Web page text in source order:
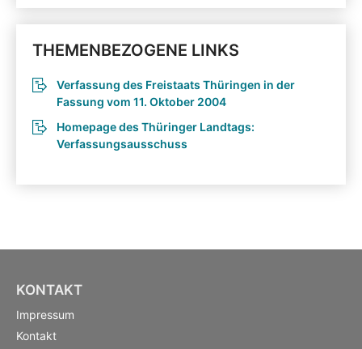
THEMENBEZOGENE LINKS
Verfassung des Freistaats Thüringen in der
Fassung vom 11. Oktober 2004
Homepage des Thüringer Landtags:
Verfassungsausschuss
KONTAKT
Impressum
Kontakt